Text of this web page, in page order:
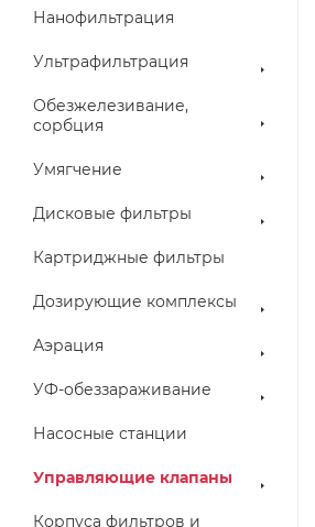
Нанофильтрация
Ультрафильтрация
Обезжелезивание,
сорбция
Умягчение
Дисковые фильтры
Картриджные фильтры
Дозирующие комплексы
Аэрация
УФ-обеззараживание
Насосные станции
Управляющие клапаны
Корпуса фильтров и